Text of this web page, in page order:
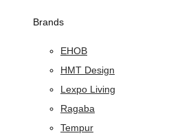
Brands
EHOB
HMT Design
Lexpo Living
Ragaba
Tempur